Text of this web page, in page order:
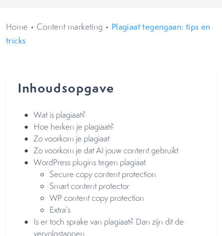
Home • Content marketing • Plagiaat tegengaan: tips en
tricks
Inhoudsopgave
Wat is plagiaat?
Hoe herken je plagiaat?
Zo voorkom je plagiaat
Zo voorkom je dat AI jouw content gebruikt
WordPress plugins tegen plagiaat
Secure copy content protection
Smart content protector
WP content copy protection
Extra’s
Is er toch sprake van plagiaat? Dan zijn dit de
vervolgstappen